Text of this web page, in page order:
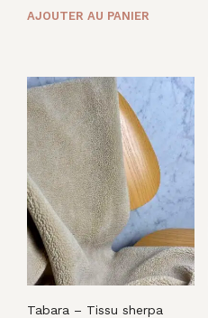
AJOUTER AU PANIER
Tabara – Tissu sherpa